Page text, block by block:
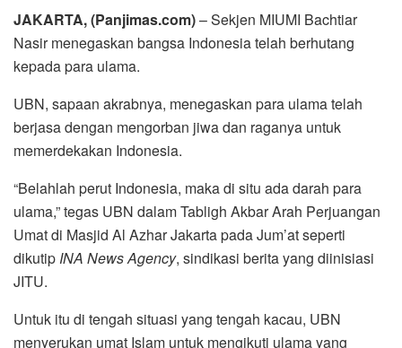
JAKARTA, (Panjimas.com)– Sekjen MIUMI Bachtiar
Nasir menegaskan bangsa Indonesia telah berhutang
kepada para ulama.
UBN, sapaan akrabnya, menegaskan para ulama telah
berjasa dengan mengorban jiwa dan raganya untuk
memerdekakan Indonesia.
“Belahlah perut Indonesia, maka di situ ada darah para
ulama,” tegas UBN dalam Tabligh Akbar Arah Perjuangan
Umat di Masjid Al Azhar Jakarta pada Jum’at seperti
dikutip INA News Agency, sindikasi berita yang diinisiasi
JITU.
Untuk itu di tengah situasi yang tengah kacau, UBN
menyerukan umat Islam untuk mengikuti ulama yang